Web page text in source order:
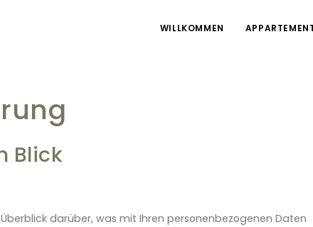
WILLKOMMEN
Blick
darüber, was mit Ihren personenbezogenen Daten